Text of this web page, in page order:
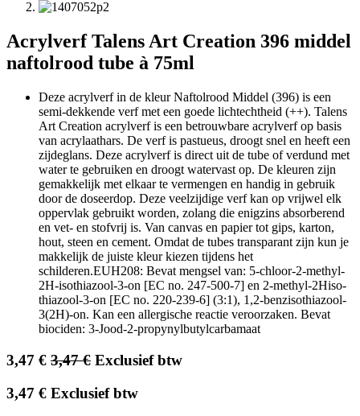
Acrylverf Talens Art Creation 396 middel
naftolrood tube à 75ml
Deze acrylverf in de kleur Naftolrood Middel (396) is een
semi-dekkende verf met een goede lichtechtheid (++). Talens
Art Creation acrylverf is een betrouwbare acrylverf op basis
van acrylaathars. De verf is pastueus, droogt snel en heeft een
zijdeglans. Deze acrylverf is direct uit de tube of verdund met
water te gebruiken en droogt watervast op. De kleuren zijn
gemakkelijk met elkaar te vermengen en handig in gebruik
door de doseerdop. Deze veelzijdige verf kan op vrijwel elk
oppervlak gebruikt worden, zolang die enigzins absorberend
en vet- en stofvrij is. Van canvas en papier tot gips, karton,
hout, steen en cement. Omdat de tubes transparant zijn kun je
makkelijk de juiste kleur kiezen tijdens het
schilderen.EUH208: Bevat mengsel van: 5-chloor-2-methyl-
2H-isothiazool-3-on [EC no. 247-500-7] en 2-methyl-2Hiso-
thiazool-3-on [EC no. 220-239-6] (3:1), 1,2-benzisothiazool-
3(2H)-on. Kan een allergische reactie veroorzaken. Bevat
biociden: 3-Jood-2-propynylbutylcarbamaat
3,47 € 3,47€ Exclusief btw
3,47 € Exclusief btw